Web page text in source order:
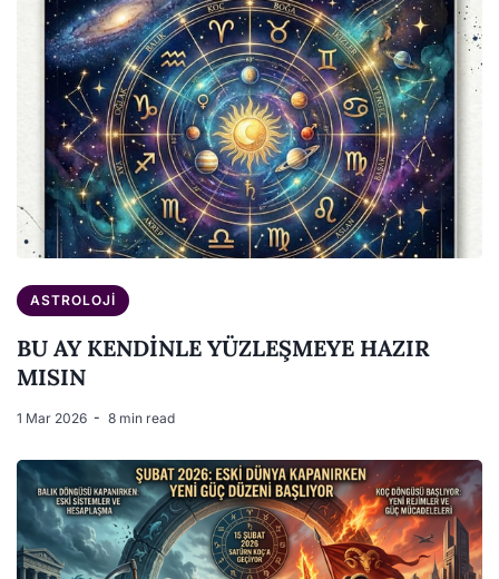
ASTROLOJI
BU AY KENDİNLE YÜZLEŞMEYE HAZIR
MISIN
1 Mar 2026 8 min read